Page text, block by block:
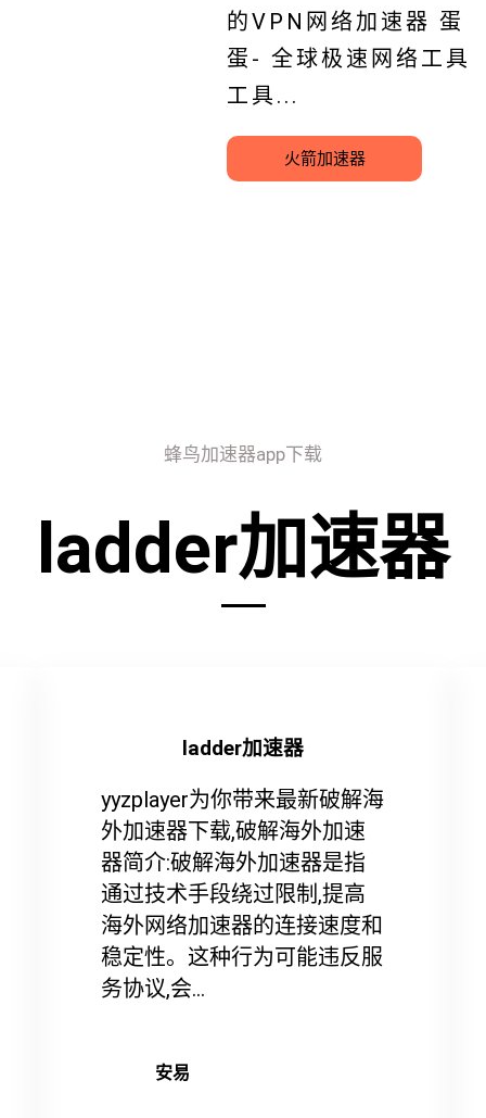
的VPN网络加速器 蛋
蛋- 全球极速网络工具
工具...
火箭加速器
蜂鸟加速器app下载
ladder加速器
ladder加速器
yyzplayer为你带来最新破解海
外加速器下载,破解海外加速
器简介:破解海外加速器是指
通过技术手段绕过限制,提高
海外网络加速器的连接速度和
稳定性。这种行为可能违反服
务协议,会...
安易